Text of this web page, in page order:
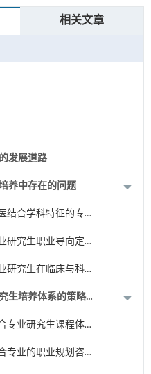
相关文章
发展道路
养中存在的问题
结合学科特征的专
研究生职业导向定
研究生在临床与科
生培养体系的策略
专业研究生课程体
专业的职业规划咨